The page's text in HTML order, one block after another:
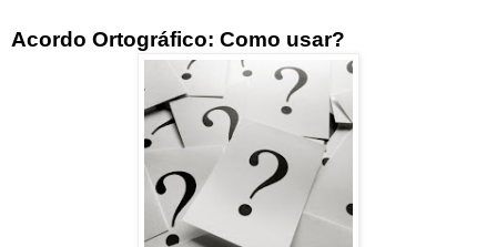
Acordo Ortográfico: Como usar?